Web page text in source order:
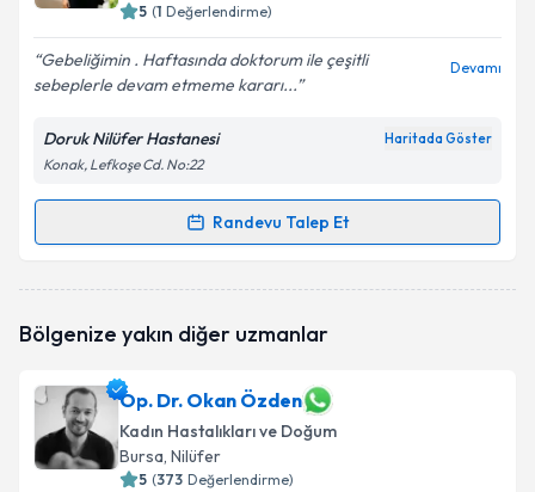
kapsamda işlenmesini kabul ediyorum.
Takvim Talebini Gönder
5 (1 Değerlendirme)
Gebeliğimin . Haftasında doktorum ile çeşitli
sebeplerle devam etmeme kararı...
Devamı
Doruk Nilüfer Hastanesi Haritada Göster
Konak, Lefkoşe Cd. No:22
Randevu Talep Et
Randevu Takvimi Talebi
oluşturun. Size bu uzmandan randevu almanız için bir
E-posta Adresiniz
Bölgenize yakın diğer uzmanlar
Op. Dr. Okan Özden
Kadın Hastalıkları ve Doğum
Bursa, Nilüfer
5 (373 Değerlendirme)